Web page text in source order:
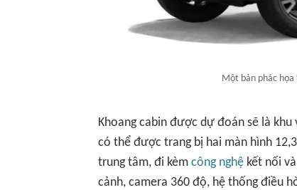
Một bản phác
Khoang cabin được dự đoán sẽ là
có thể được trang bị hai màn hình
trung tâm, đi kèm công nghệ kết nối
cảnh, camera 360 độ, hệ thống điều